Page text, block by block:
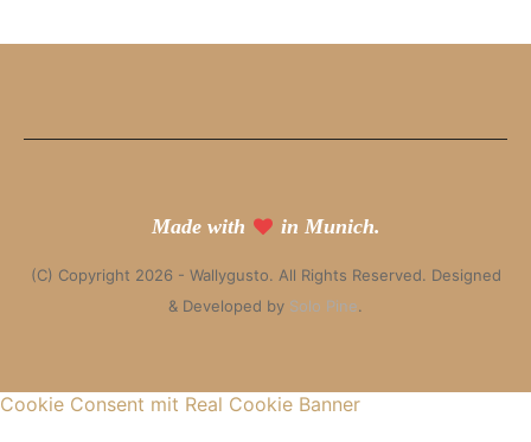
Made with in Munich.
(C) Copyright 2026 - Wallygusto. All Rights Reserved. Designed
& Developed by Solo Pine.
Cookie Consent mit Real Cookie Banner